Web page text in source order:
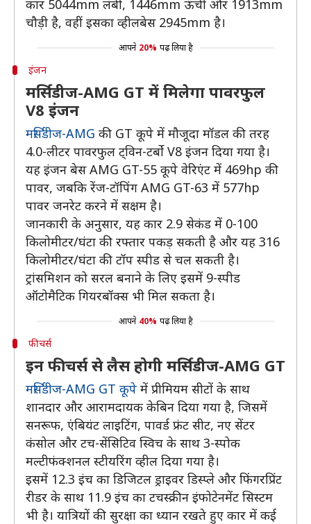
कार 5044mm लंबी, 1446mm ऊंची और 1913mm
चौड़ी है, वहीं इसका व्हीलबेस 2945mm है।
आपने 20% पढ़ लिया है
इंजन
मर्सिडीज-AMG GT में मिलेगा पावरफुल
V8 इंजन
मर्सिडीज-AMG की GT कूपे में मौजूदा मॉडल की तरह
4.0-लीटर पावरफुल ट्विन-टर्बो V8 इंजन दिया गया है।
यह इंजन बेस AMG GT-55 कूपे वेरिएंट में 469hp की
पावर, जबकि रेंज-टॉपिंग AMG GT-63 में 577hp
पावर जनरेट करने में सक्षम है।
जानकारी के अनुसार, यह कार 2.9 सेकंड में 0-100
किलोमीटर/घंटा की रफ्तार पकड़ सकती है और यह 316
किलोमीटर/घंटा की टॉप स्पीड से चल सकती है।
ट्रांसमिशन को सरल बनाने के लिए इसमें 9-स्पीड
ऑटोमैटिक गियरबॉक्स भी मिल सकता है।
आपने 40% पढ़ लिया है
फीचर्स
इन फीचर्स से लैस होगी मर्सिडीज-AMG GT
मर्सिडीज-AMG GT कूपे में प्रीमियम सीटों के साथ
शानदार और आरामदायक केबिन दिया गया है, जिसमें
सनरूफ, एंबियंट लाइटिंग, पावर्ड फ्रंट सीट, नए सेंटर
कंसोल और टच-सेंसिटिव स्विच के साथ 3-स्पोक
मल्टीफंक्शनल स्टीयरिंग व्हील दिया गया है।
इसमें 12.3 इंच का डिजिटल ड्राइवर डिस्प्ले और फिंगरप्रिंट
रीडर के साथ 11.9 इंच का टचस्क्रीन इंफोटेनमेंट सिस्टम
भी है। यात्रियों की सुरक्षा का ध्यान रखते हुए कार में कई